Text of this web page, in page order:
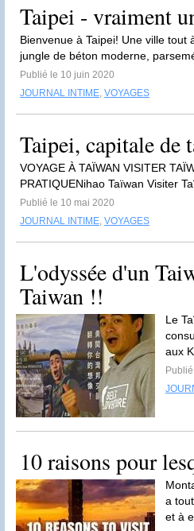
Taipei - vraiment
Bienvenue à Taipei! Une ville
jungle de béton moderne,
Publié le 10 juin 2020
JOURNAL INTIME, VOYAGES
Taipei, capitale de
VOYAGE À TAÏWAN VISITER
PRATIQUENihao Taïwan Visiter
Publié le 10 mai 2020
JOURNAL INTIME, VOYAGES
L'odyssée d'un
Taiwan !!
Le
aux
10 raisons pour
a
et à